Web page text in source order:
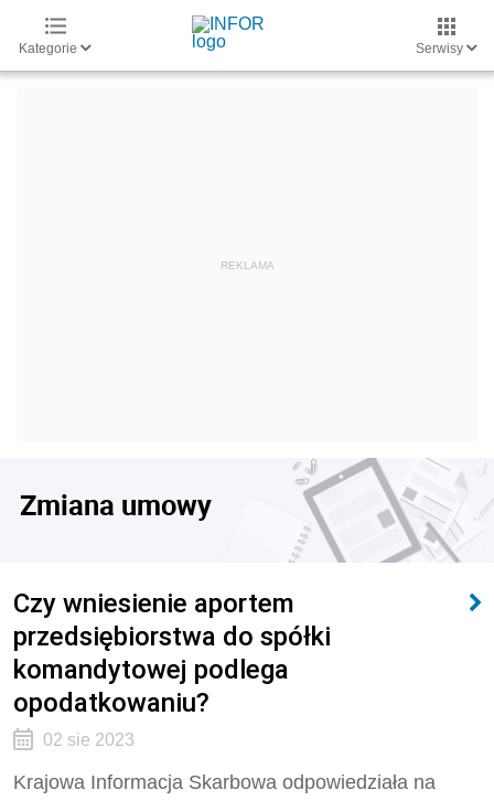
Kategorie Serwisy
Zmiana umowy
Czy wniesienie aportem
przedsiębiorstwa do spółki
komandytowej podlega
opodatkowaniu?
02 sie 2023
Krajowa Informacja Skarbowa odpowiedziała na